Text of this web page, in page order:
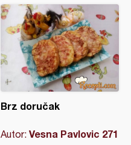
Brz doručak
Autor: Vesna Pavlovic 271